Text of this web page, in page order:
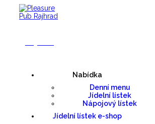
Nabídka
Denní menu
Jídelní lístek
Nápojový lístek
Jídelní lístek e-shop